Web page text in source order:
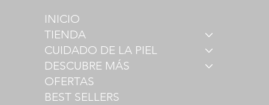
INICIO
TIENDA
CUIDADO DE LA PIEL
DESCUBRE MÁS
OFERTAS
BEST SELLERS